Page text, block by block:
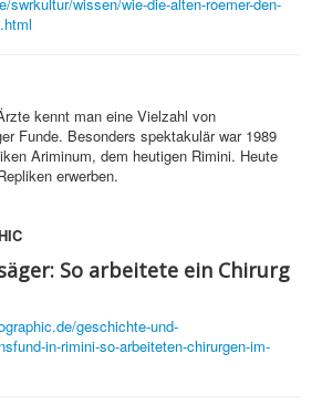
swrkultur/wissen/wie-die-alten-roemer-den-
kennt man eine Vielzahl von
Funde. Besonders spektakulär war 1989
Ariminum, dem heutigen Rimini. Heute
erwerben.
So arbeitete ein Chirurg
geschichte-und-
in-rimini-so-arbeiteten-chirurgen-im-